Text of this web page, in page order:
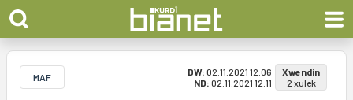
MAF DW: 02.11.2021 12:06
ND: 02.11.2021 12:11
Xwendin
2 xulek